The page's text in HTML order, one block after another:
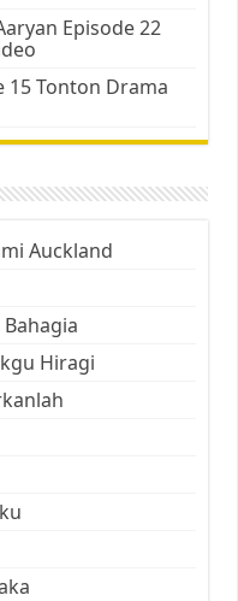
Episode 22
15 Tonton Drama
Auckland
Hiragi